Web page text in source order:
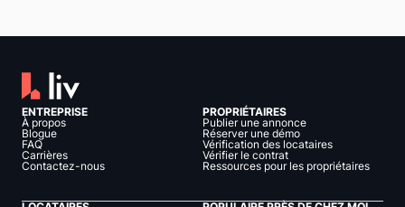
ENTREPRISE
À propos
Blogue
FAQ
Carrières
Contactez-nous
PROPRIÉTAIRES
Publier une annonce
Réserver une démo
Vérification des locataires
Vérifier le contrat
Ressources pour les propriétaires